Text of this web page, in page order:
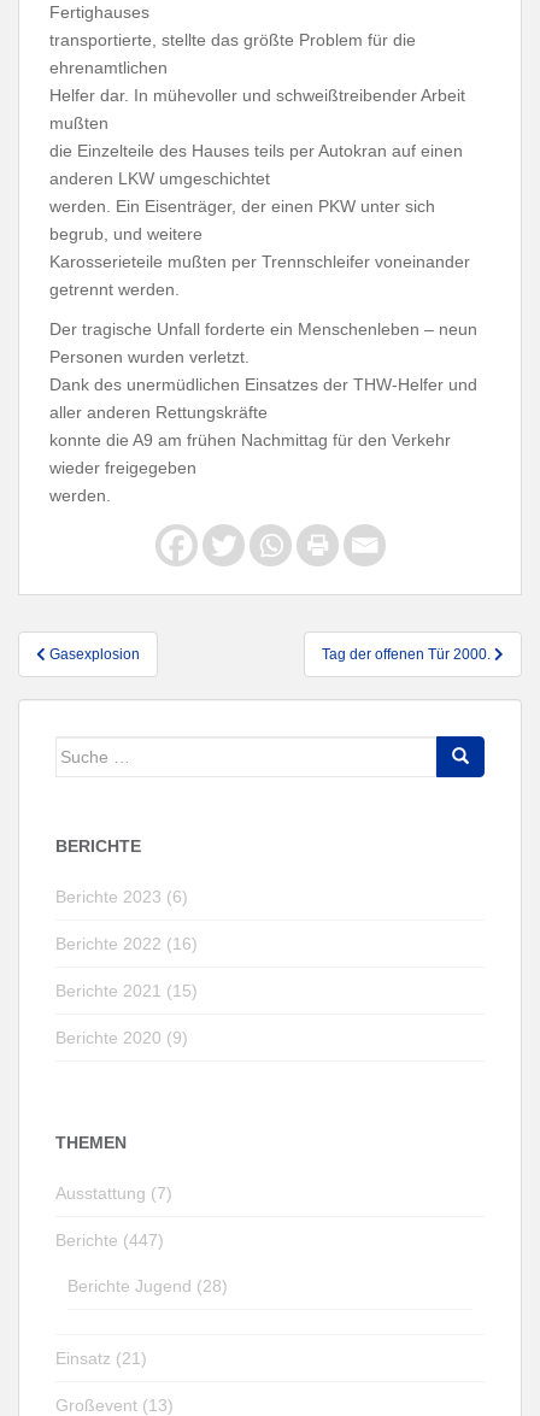
Fertighauses
transportierte, stellte das größte Problem für die
ehrenamtlichen
Helfer dar. In mühevoller und schweißtreibender Arbeit
mußten
die Einzelteile des Hauses teils per Autokran auf einen
anderen LKW umgeschichtet
werden. Ein Eisenträger, der einen PKW unter sich
begrub, und weitere
Karosserieteile mußten per Trennschleifer voneinander
getrennt werden.
Der tragische Unfall forderte ein Menschenleben – neun
Personen wurden verletzt.
Dank des unermüdlichen Einsatzes der THW-Helfer und
aller anderen Rettungskräfte
konnte die A9 am frühen Nachmittag für den Verkehr
wieder freigegeben
werden.
Beitragsnavigation
Gasexplosion Tag der offenen Tür 2000.
Suche
BERICHTE
Berichte 2023 (6)
Berichte 2022 (16)
Berichte 2021 (15)
Berichte 2020 (9)
THEMEN
Ausstattung (7)
Berichte (447)
Berichte Jugend (28)
Einsatz (21)
Großevent (13)